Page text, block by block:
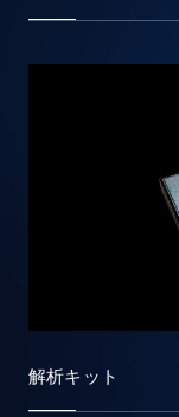
解析キット